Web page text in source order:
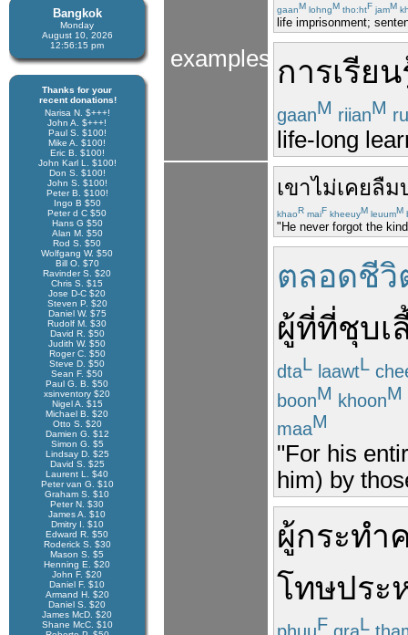
Bangkok
Monday
August 10, 2026
12:56:16 pm
Thanks for your
recent donations!
Narisa N. $+++!
John A. $+++!
Paul S. $100!
Mike A. $100!
Eric B. $100!
John Karl L. $100!
Don S. $100!
John S. $100!
Peter B. $100!
Ingo B $50
Peter d C $50
Hans G $50
Alan M. $50
Rod S. $50
Wolfgang W. $50
Bill O. $70
Ravinder S. $20
Chris S. $15
Jose D-C $20
Steven P. $20
Daniel W. $75
Rudolf M. $30
David R. $50
Judith W. $50
Roger C. $50
Steve D. $50
Sean F. $50
Paul G. B. $50
xsinventory $20
Nigel A. $15
Michael B. $20
Otto S. $20
Damien G. $12
Simon G. $5
Lindsay D. $25
David S. $25
Laurent L. $40
Peter van G. $10
Graham S. $10
Peter N. $30
James A. $10
Dmitry I. $10
Edward R. $50
Roderick S. $30
Mason S. $5
Henning E. $20
John F. $20
Daniel F. $10
Armand H. $20
Daniel S. $20
James McD. $20
Shane McC. $10
examples
gaanM lohngM tho:htF jamM
life imprisonment;
การเรีย
gaanM riianM
life-long
เขาไม่เคยลืม
khaoR maiF kheeuyM leuumM
"He never forgot the
ตลอดชีวิ
ผู้ที่ที่ชุบเ
dtaL laawtL
boonM khoonM
maaM
"For his
him) by
ผู้กระทำ
โทษประ
phuuF graL